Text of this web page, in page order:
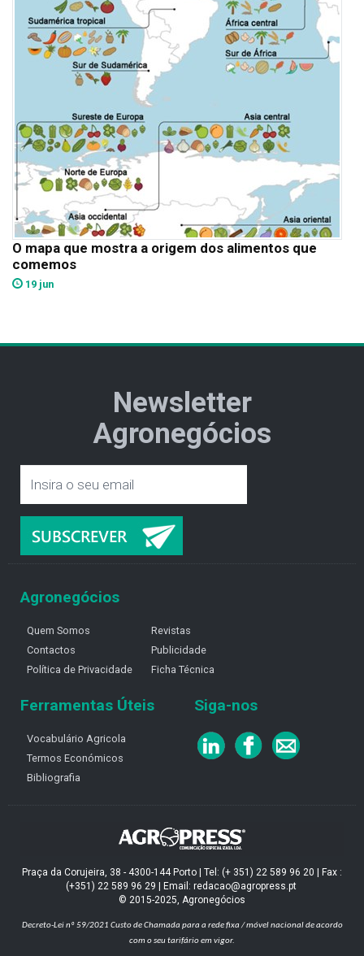
O mapa que mostra a origem dos alimentos que
comemos
19 jun
Newsletter
Agronegócios
Agronegócios
Quem Somos
Contactos
Política de Privacidade
Revistas
Publicidade
Ficha Técnica
Ferramentas Úteis
Vocabulário Agricola
Termos Económicos
Bibliografia
Siga-nos
Praça da Corujeira, 38 - 4300-144 Porto | Tel: (+ 351) 22 589 96 20 | Fax :
(+351) 22 589 96 29 | Email: redacao@agropress.pt
© 2015-2025, Agronegócios
Decreto-Lei nº 59/2021 Custo de Chamada para a rede fixa / móvel nacional de acordo
com o seu tarifário em vigor.